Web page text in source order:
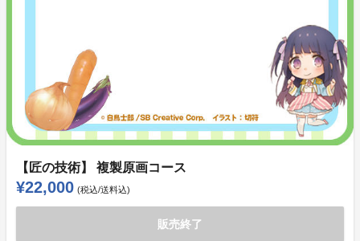
【匠の技術】 複製原画コース
¥22,000 (税込/送料込)
販売終了